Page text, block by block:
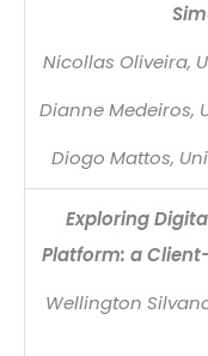
Nicollas Oliveira,
Dianne Medeiros,
Diogo Mattos,
Exploring
Platform: a
Wellington